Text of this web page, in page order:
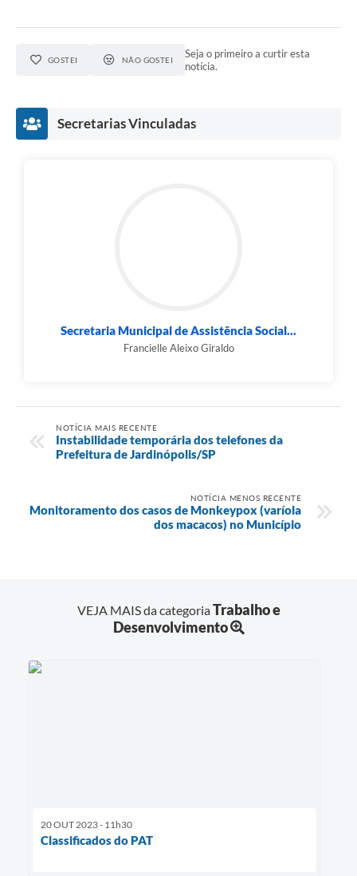
GOSTEI NÃO GOSTEI
Seja o primeiro a curtir esta
notícia.
Secretarias Vinculadas
Secretaria Municipal de Assistência Social...
Francielle Aleixo Giraldo
NOTÍCIA MAIS RECENTE
Instabilidade temporária dos telefones da
Prefeitura de Jardinópolis/SP
NOTÍCIA MENOS RECENTE
Monitoramento dos casos de Monkeypox (varíola
dos macacos) no Município
VEJA MAIS da categoriaTrabalho e
Desenvolvimento
20 OUT 2023 - 11h30
Classificados do PAT